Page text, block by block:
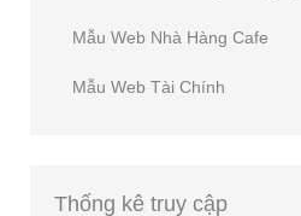
Mẫu Web Nhà Hàng Cafe
Mẫu Web Tài Chính
Thống kê truy cập